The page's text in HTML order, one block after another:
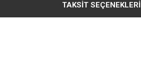
TAKSIT SEÇENEKLERI